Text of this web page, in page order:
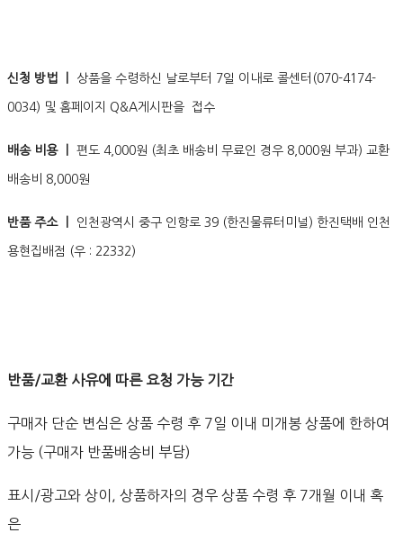
신청 방법 ㅣ 상품을 수령하신 날로부터 7일 이내로 콜센터(070-4174-
0034) 및 홈페이지 Q&A게시판을 접수
배송 비용 ㅣ 편도 4,000원 (최초 배송비 무료인 경우 8,000원 부과) 교환
배송비 8,000원
반품 주소 ㅣ 인천광역시 중구 인항로 39 (한진물류터미널) 한진택배 인천
용현집배점 (우 : 22332)
반품/교환 사유에 따른 요청 가능 기간
구매자 단순 변심은 상품 수령 후 7일 이내 미개봉 상품에 한하여
가능 (구매자 반품배송비 부담)
표시/광고와 상이, 상품하자의 경우 상품 수령 후 7개월 이내 혹
은